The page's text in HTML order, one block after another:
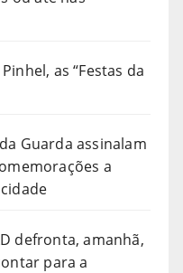
as “Festas da
Guarda assinalam
a
defronta, amanhã,
para a